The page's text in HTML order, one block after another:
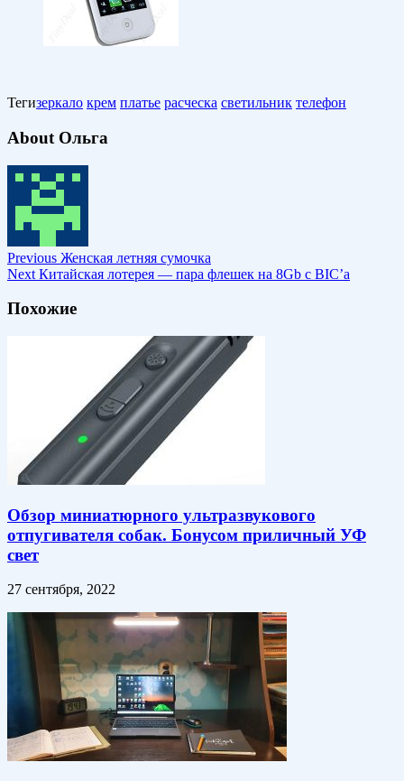
Тегизеркало крем платье расческа светильник телефон
About Ольга
Previous Женская летняя сумочка
Next Китайская лотерея — пара флешек на 8Gb с BIC’а
Похожие
Обзор миниатюрного ультразвукового
отпугивателя собак. Бонусом приличный УФ
свет
27 сентября, 2022